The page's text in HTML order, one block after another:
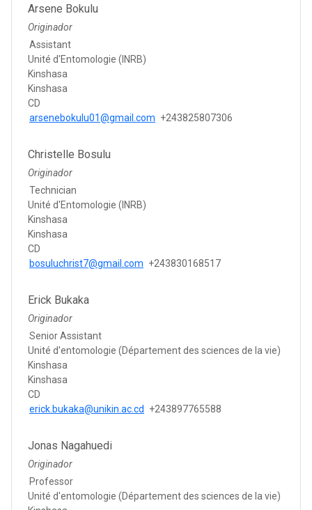
Arsene Bokulu
Originador
Assistant
Unité d'Entomologie (INRB)
Kinshasa
Kinshasa
CD
arsenebokulu01@gmail.com +243825807306
Christelle Bosulu
Originador
Technician
Unité d'Entomologie (INRB)
Kinshasa
Kinshasa
CD
bosuluchrist7@gmail.com +243830168517
Erick Bukaka
Originador
Senior Assistant
Unité d'entomologie (Département des sciences de la vie)
Kinshasa
Kinshasa
CD
erick.bukaka@unikin.ac.cd
+243897765588
Jonas Nagahuedi
Originador
Professor
Unité d'entomologie (Département des sciences de la vie)